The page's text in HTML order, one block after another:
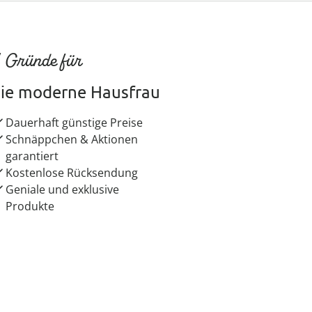
für
moderne Hausfrau
Dauerhaft günstige Preise
Schnäppchen & Aktionen
garantiert
Kostenlose Rücksendung
Geniale und exklusive
Produkte